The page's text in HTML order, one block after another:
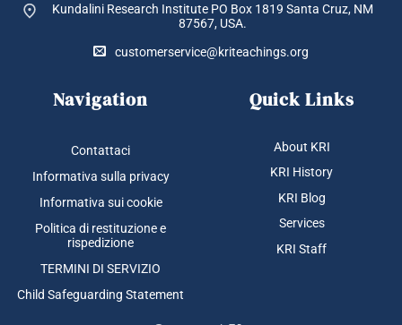
Kundalini Research Institute PO Box 1819 Santa Cruz, NM
87567, USA.
customerservice@kriteachings.org
Navigation
Contattaci
Informativa sulla privacy
Informativa sui cookie
Politica di restituzione e
rispedizione
TERMINI DI SERVIZIO
Child Safeguarding Statement
Quick Links
About KRI
KRI History
KRI Blog
Services
KRI Staff